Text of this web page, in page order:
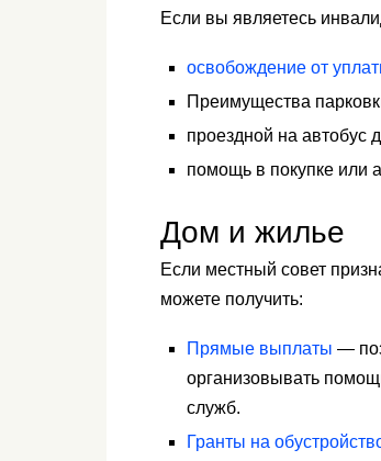
Если вы являетесь
освобождение от
Преимущества
проездной на автобус
помощь в покупке или
Дом и жилье
Если местный совет
можете получить:
Прямые выплаты —
организовывать
служб.
Гранты на